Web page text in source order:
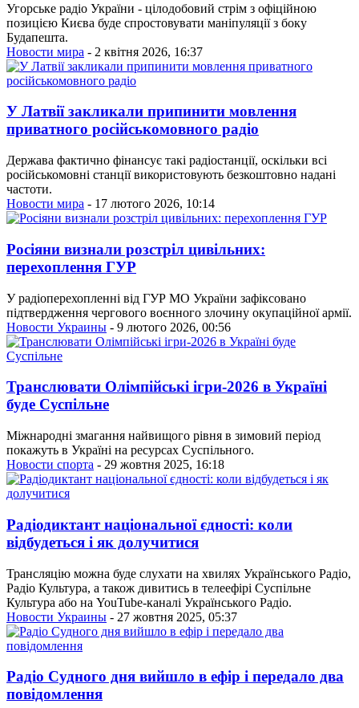
Угорське радіо України - цілодобовий стрім з офіційною
позицією Києва буде спростовувати маніпуляції з боку
Будапешта.
Новости мира - 2 квітня 2026, 16:37
У Латвії закликали припинити мовлення
приватного російськомовного радіо
Держава фактично фінансує такі радіостанції, оскільки всі
російськомовні станції використовують безкоштовно надані
частоти.
Новости мира - 17 лютого 2026, 10:14
Росіяни визнали розстріл цивільних:
перехоплення ГУР
У радіоперехопленні від ГУР МО України зафіксовано
підтвердження чергового воєнного злочину окупаційної армії.
Новости Украины - 9 лютого 2026, 00:56
Транслювати Олімпійські ігри-2026 в Україні
буде Суспільне
Міжнародні змагання найвищого рівня в зимовий період
покажуть в Україні на ресурсах Суспільного.
Новости спорта - 29 жовтня 2025, 16:18
Радіодиктант національної єдності: коли
відбудеться і як долучитися
Трансляцію можна буде слухати на хвилях Українського Радіо,
Радіо Культура, а також дивитись в телеефірі Суспільне
Культура або на YouTube-каналі Українського Радіо.
Новости Украины - 27 жовтня 2025, 05:37
Радіо Судного дня вийшло в ефір і передало два
повідомлення